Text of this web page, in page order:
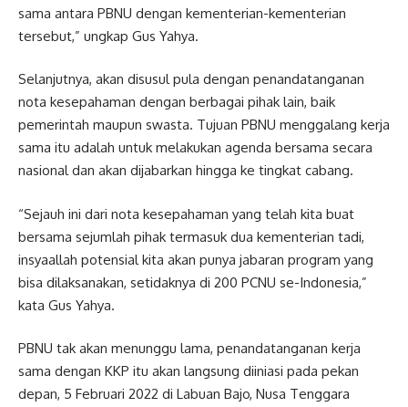
sama antara PBNU dengan kementerian-kementerian
tersebut,” ungkap Gus Yahya.
Selanjutnya, akan disusul pula dengan penandatanganan
nota kesepahaman dengan berbagai pihak lain, baik
pemerintah maupun swasta. Tujuan PBNU menggalang kerja
sama itu adalah untuk melakukan agenda bersama secara
nasional dan akan dijabarkan hingga ke tingkat cabang.
“Sejauh ini dari nota kesepahaman yang telah kita buat
bersama sejumlah pihak termasuk dua kementerian tadi,
insyaallah potensial kita akan punya jabaran program yang
bisa dilaksanakan, setidaknya di 200 PCNU se-Indonesia,”
kata Gus Yahya.
PBNU tak akan menunggu lama, penandatanganan kerja
sama dengan KKP itu akan langsung diiniasi pada pekan
depan, 5 Februari 2022 di Labuan Bajo, Nusa Tenggara